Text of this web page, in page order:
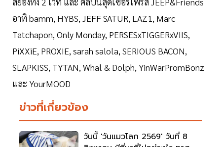
อาทิ bamm, HYBS, JEFF SATUR, LAZ1, Marc
Tatchapon, Only Monday, PERSESxTIGGERxVIIS,
PiXXiE, PROXIE, sarah salola, SERIOUS BACON,
SLAPKISS, TYTAN, Whal & Dolph, YinWarPromBonz
และ YourMOOD
ข่าวที่เกี่ยวข้อง
วันนี้ 'วันแมวโลก 2569' วันที่ 8